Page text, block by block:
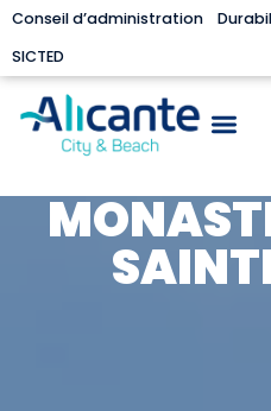
Conseil d’administration
SICTED